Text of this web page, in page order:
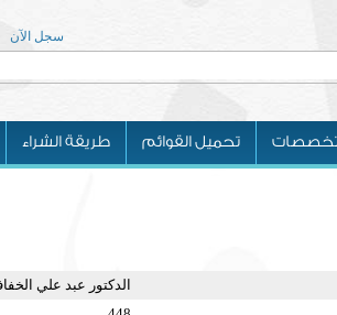
سجل الآن
تحميل القوائم طريقة الشراء
الدكتور عبد علي